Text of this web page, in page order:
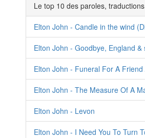
Le top 10 des paroles,
Elton John - Candle in the wind
Elton John - Goodbye, England &
Elton John - Funeral For A
Elton John - The Measure Of A
Elton John - Levon
Elton John - I Need You To Turn